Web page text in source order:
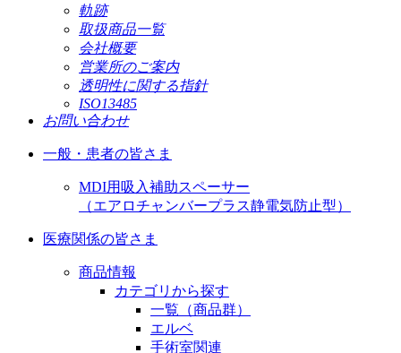
軌跡
取扱商品一覧
会社概要
営業所のご案内
透明性に関する指針
ISO13485
お問い合わせ
一般・患者の皆さま
MDI用吸入補助スペーサー
（エアロチャンバープラス静電気防止型）
医療関係の皆さま
商品情報
カテゴリから探す
一覧（商品群）
エルベ
手術室関連